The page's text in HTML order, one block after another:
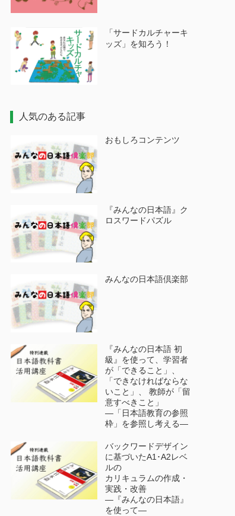
「サードカルチャーキ
ッズ」を知ろう！
人気のある記事
おもしろコンテンツ
『みんなの日本語』ク
ロスワードパズル
みんなの日本語倶楽部
『みんなの日本語 初
級』を使って、学習者
が「できること」、
「できなければならな
いこと」、 教師が「留
意すべきこと」
―「日本語教育の参照
枠」を参照し考える―
バックワードデザイン
に基づいたA1･A2レベ
ルの
カリキュラムの作成・
実践・改善
―『みんなの日本語』
を使って―